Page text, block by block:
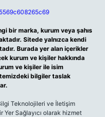
bir marka, kurum veya şahıs
Sitede yalnızca kendi
Burada yer alan içerikler
kurum ve kişiler hakkında
ve kişiler ile isim
bilgiler taslak
Teknolojileri ve İletişim
Yer Sağlayıcı olarak hizmet